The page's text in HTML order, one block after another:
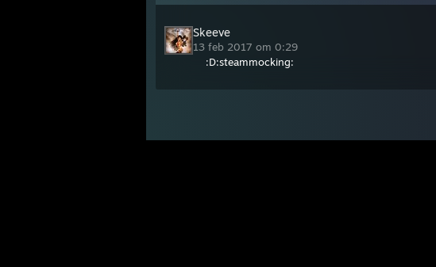
Skeeve
13 feb 2017 om 0:29
:D:steammocking: